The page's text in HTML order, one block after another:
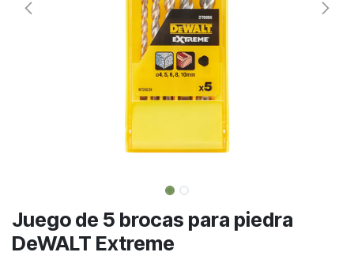
Juego de 5 brocas para piedra
DeWALT Extreme